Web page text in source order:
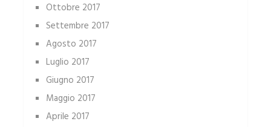
Ottobre 2017
Settembre 2017
Agosto 2017
Luglio 2017
Giugno 2017
Maggio 2017
Aprile 2017